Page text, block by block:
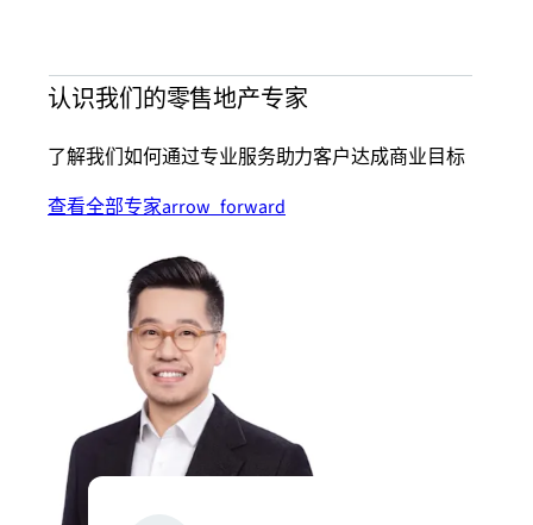
认识我们的零售地产专家
了解我们如何通过专业服务助力客户达成商业目标
查看全部专家arrow_forward